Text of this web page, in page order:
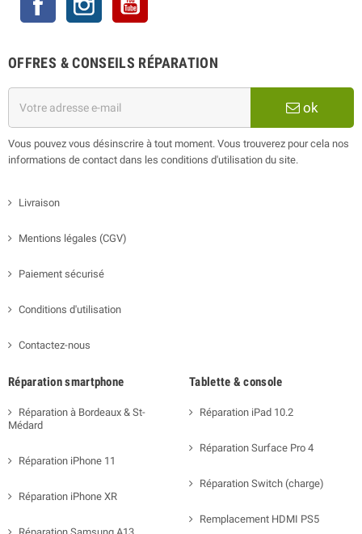
OFFRES & CONSEILS RÉPARATION
ok
Vous pouvez vous désinscrire à tout moment. Vous trouverez pour cela nos
informations de contact dans les conditions d'utilisation du site.
Livraison
Mentions légales (CGV)
Paiement sécurisé
Conditions d'utilisation
Contactez-nous
Réparation smartphone
Réparation à Bordeaux & St-
Médard
Réparation iPhone 11
Réparation iPhone XR
Tablette & console
Réparation iPad 10.2
Réparation Surface Pro 4
Réparation Switch (charge)
Remplacement HDMI PS5